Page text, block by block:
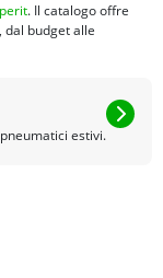
. Il catalogo offre
budget alle
estivi.